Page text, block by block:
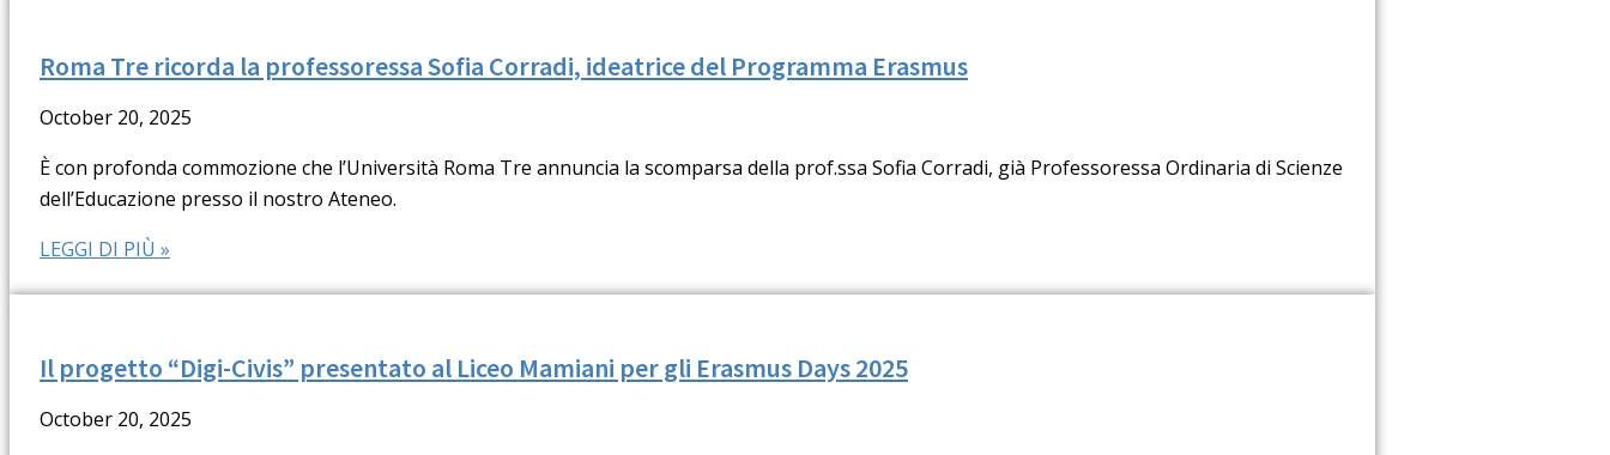
Roma Tre ricorda la professoressa Sofia Corradi, ideatrice del Programma Erasmus
October 20, 2025
È con profonda commozione che l’Università Roma Tre annuncia la scomparsa della prof.ssa Sofia Corradi, già Professoressa Ordinaria di Scienze
dell’Educazione presso il nostro Ateneo.
LEGGI DI PIÙ »
Il progetto “Digi-Civis” presentato al Liceo Mamiani per gli Erasmus Days 2025
October 20, 2025